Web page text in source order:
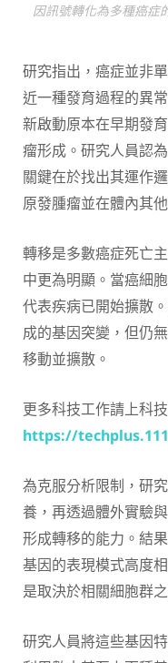
因訊號轉化為多種癌症
研究指出，癌症並非
近一種發育過程的異
新啟動原本在早期發
瘤形成。研究人員認
關鍵在於找出其運作
原發腫瘤並在體內其
轉移是多數癌症死亡
中更為明顯。當癌細
代表疾病已開始擴散
成的基因突變，但仍
移動並擴散。
更多科技工作請上科技
https://
為克服分析限制，研
養，再透過體外實驗
形成轉移的能力。結
基因的表現模式高度
是取決於相關細胞群
研究人員將這些基因